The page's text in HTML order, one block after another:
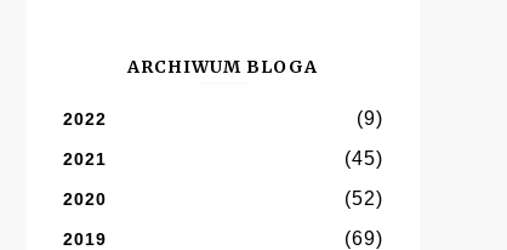
ARCHIWUM BLOGA
2022 (9)
2021 (45)
2020 (52)
2019 (69)